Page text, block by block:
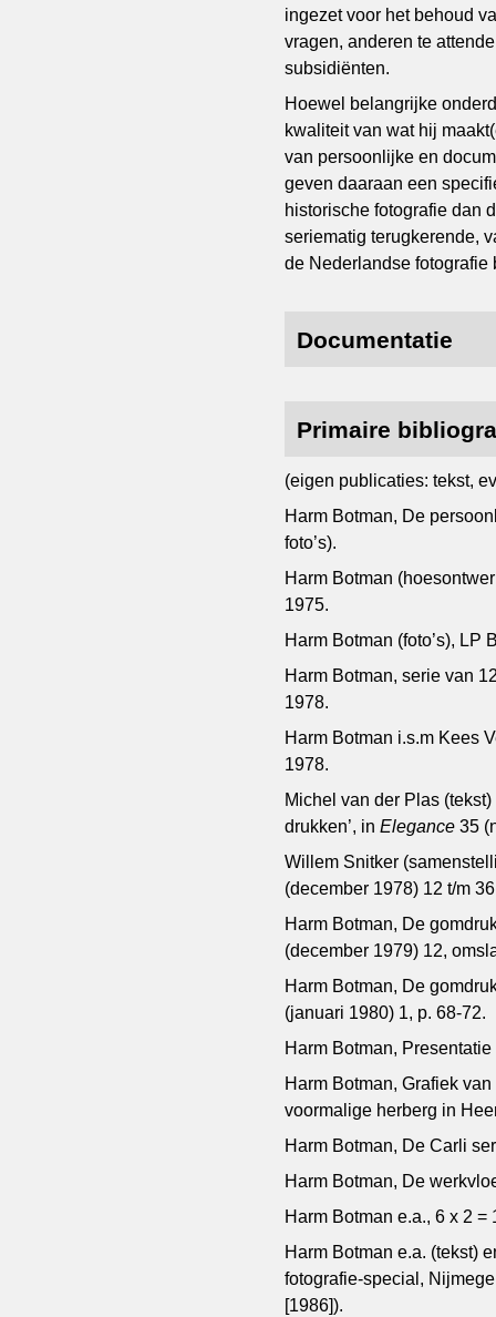
ingezet voor het behoud
vragen, anderen te
subsidiënten.
Hoewel belangrijke
kwaliteit van wat hij
van persoonlijke en
geven daaraan een
historische fotografie dan
seriematig terugkerende,
de Nederlandse fotografie
Documentatie
Primaire
(eigen publicaties: tekst,
Harm Botman, De
foto’s).
Harm Botman
1975.
Harm Botman (foto’s), LP
Harm Botman, serie van
1978.
Harm Botman i.s.m Kees
1978.
Michel van der Plas
drukken’, inElegance 35
Willem Snitker
(december 1978) 12 t/m
Harm Botman, De
(december 1979) 12,
Harm Botman, De
(januari 1980) 1, p. 68-72.
Harm Botman,
Harm Botman, Grafiek
voormalige herberg in
Harm Botman, De Carli
Harm Botman, De
Harm Botman e.a., 6 x 2
Harm Botman e.a. (tekst)
fotografie-special,
[1986]).